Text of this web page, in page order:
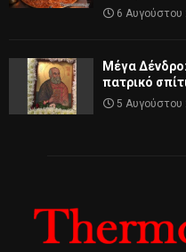
6 Αυγούστου
Μέγα
πατρικό
5 Αυγούστου